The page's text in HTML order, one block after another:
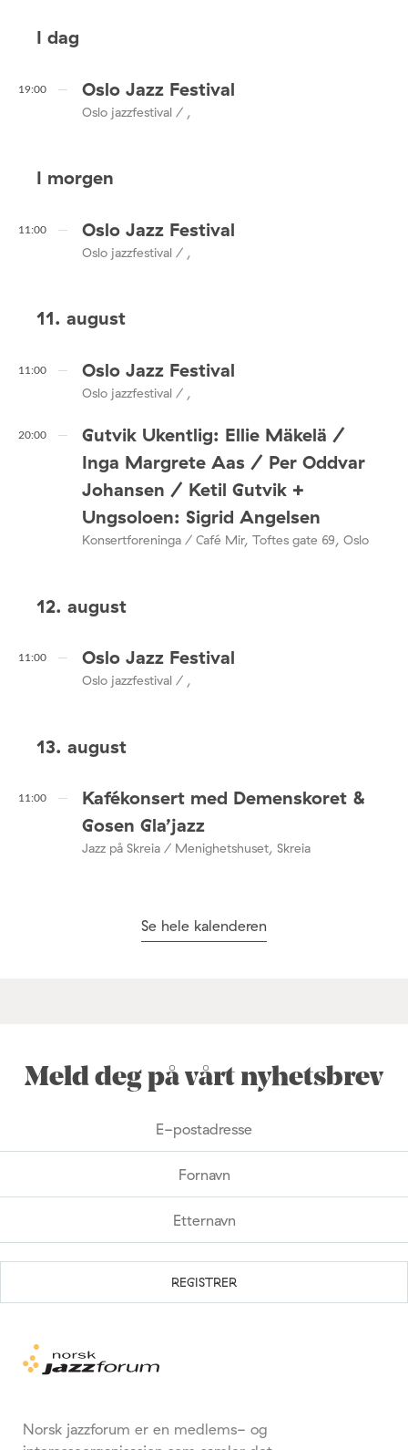
I dag
19:00 Oslo Jazz Festival
Oslo jazzfestival / ,
I morgen
11:00 Oslo Jazz Festival
Oslo jazzfestival / ,
11. august
11:00 Oslo Jazz Festival
Oslo jazzfestival / ,
20:00
Gutvik Ukentlig: Ellie Mäkelä /
Inga Margrete Aas / Per Oddvar
Johansen / Ketil Gutvik +
Ungsoloen: Sigrid Angelsen
Konsertforeninga / Café Mir, Toftes gate 69, Oslo
12. august
11:00 Oslo Jazz Festival
Oslo jazzfestival / ,
13. august
11:00
Kafékonsert med Demenskoret &
Gosen Gla’jazz
Jazz på Skreia / Menighetshuset, Skreia
Se hele kalenderen
Meld deg på vårt nyhetsbrev
Norsk jazzforum er en medlems- og